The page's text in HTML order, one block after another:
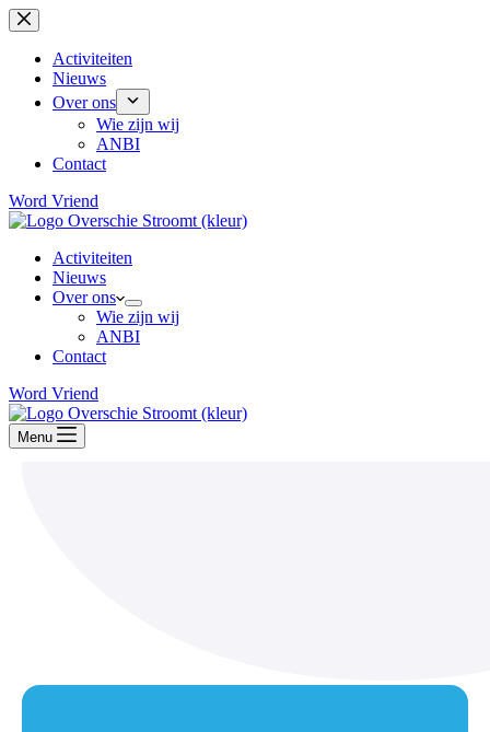
Ga
naar
inhoud
Activiteiten
Nieuws
Over ons
Wie zijn wij
ANBI
Contact
Word Vriend
Activiteiten
Nieuws
Over ons
Wie zijn wij
ANBI
Contact
Word Vriend
Menu